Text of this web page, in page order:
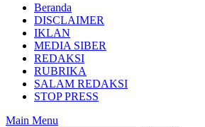
Beranda
DISCLAIMER
IKLAN
MEDIA SIBER
REDAKSI
RUBRIKA
SALAM REDAKSI
STOP PRESS
Main Menu